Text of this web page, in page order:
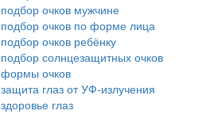
подбор очков мужчине
подбор очков по форме лица
подбор очков ребёнку
подбор солнцезащитных очков
формы очков
защита глаз от УФ-излучения
здоровье глаз